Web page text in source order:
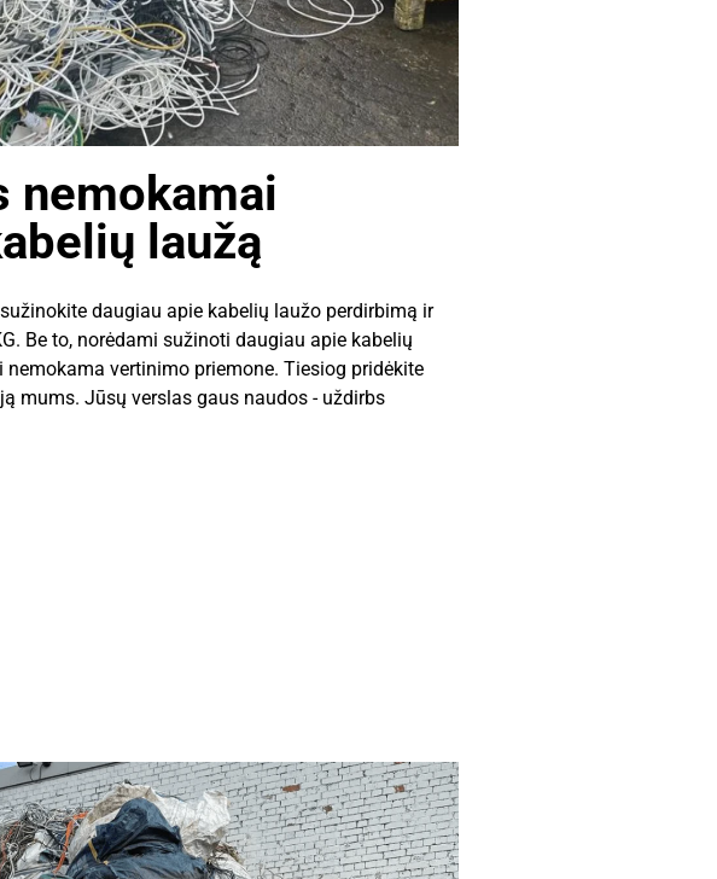
nemokamai
laužą
daugiau apie kabelių laužo perdirbimą ir
Be to, norėdami sužinoti daugiau apie kabelių
vertinimo priemone. Tiesiog pridėkite
mums. Jūsų verslas gaus naudos - uždirbs